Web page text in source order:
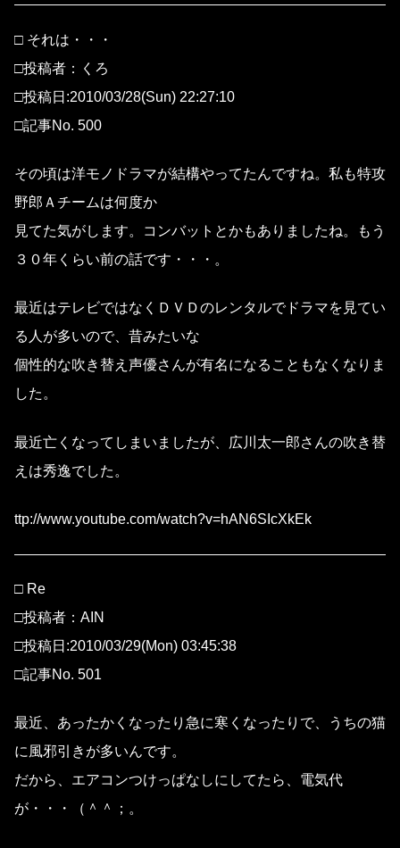
□ それは・・・
□投稿者：くろ
□投稿日:2010/03/28(Sun) 22:27:10
□記事No. 500
その頃は洋モノドラマが結構やってたんですね。私も特攻
野郎Ａチームは何度か
見てた気がします。コンバットとかもありましたね。もう
３０年くらい前の話です・・・。
最近はテレビではなくＤＶＤのレンタルでドラマを見てい
る人が多いので、昔みたいな
個性的な吹き替え声優さんが有名になることもなくなりま
した。
最近亡くなってしまいましたが、広川太一郎さんの吹き替
えは秀逸でした。
ttp://www.youtube.com/watch?v=hAN6SIcXkEk
□ Re
□投稿者：AIN
□投稿日:2010/03/29(Mon) 03:45:38
□記事No. 501
最近、あったかくなったり急に寒くなったりで、うちの猫
に風邪引きが多いんです。
だから、エアコンつけっぱなしにしてたら、電気代
が・・・（＾＾；。